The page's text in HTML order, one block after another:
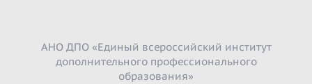
АНО ДПО «Единый всероссийский институт
дополнительного профессионального
образования»